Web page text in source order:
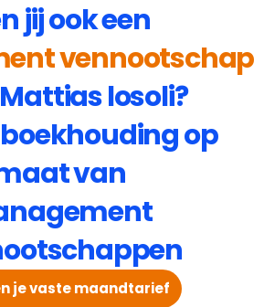
jij ook een
vennootschap
Mattias losoli?
op
van
je vaste maandtarief